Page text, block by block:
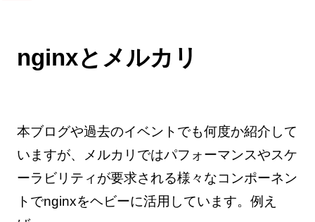
nginxとメルカリ
本ブログや過去のイベントでも何度か紹介して
いますが、メルカリではパフォーマンスやスケ
ーラビリティが要求される様々なコンポーネン
トでnginxをヘビーに活用しています。例え